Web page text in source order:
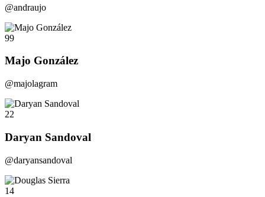
@andraujo
99
Majo González
@majolagram
22
Daryan Sandoval
@daryansandoval
14